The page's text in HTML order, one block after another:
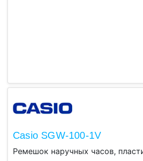
Casio SGW-100-1V
Ремешок наручных часов,